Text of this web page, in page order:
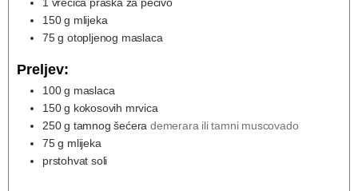
150 g mlijeka
75 g otopljenog maslaca
Preljev:
100 g maslaca
150 g kokosovih mrvica
250 g tamnog šećera demerara ili tamni muscovado
75 g mlijeka
prstohvat soli